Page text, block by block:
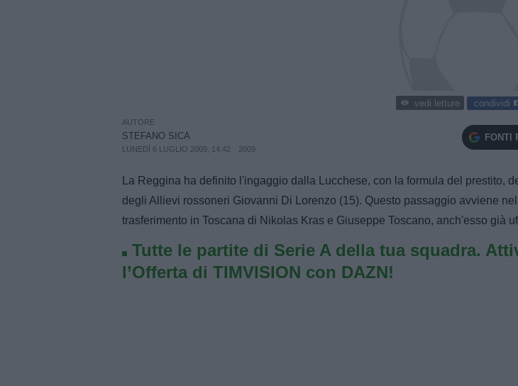
vedi letture condividi
AUTORE
STEFANO SICA
LUNEDÌ 6 LUGLIO 2009, 14:42 2009
FONTI
La Reggina ha definito l'ingaggio dalla Lucchese, con la formula del prestito,
degli Allievi rossoneri Giovanni Di Lorenzo (15). Questo passaggio avviene
trasferimento in Toscana di Nikolas Kras e Giuseppe Toscano, anch'esso già
Tutte le partite di Serie A della tua squadra.
l’Offerta di TIMVISION con DAZN!